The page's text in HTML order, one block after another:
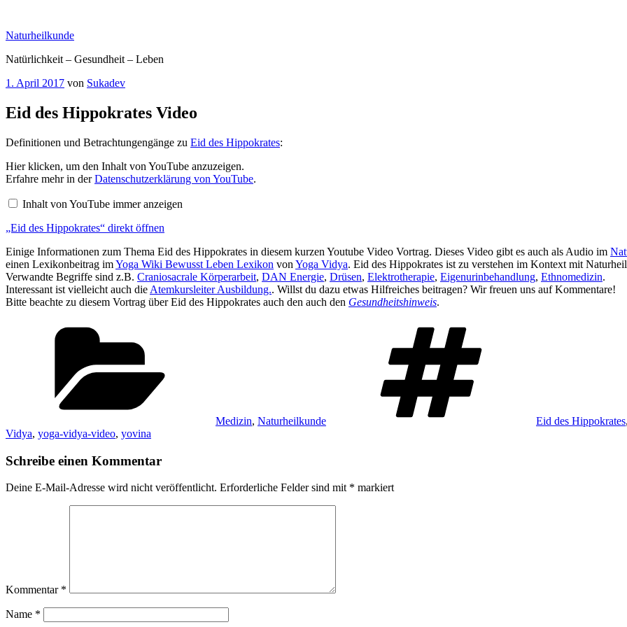
springen
Naturheilkunde
Natürlichkeit – Gesundheit – Leben
Veröffentlicht
1. April 2017 von Sukadev
Eid des Hippokrates Video
Definitionen und Betrachtungengänge zu Eid des Hippokrates:
„Eid
des
Hippokrates“
YouTube
Hier klicken, um den Inhalt von YouTube anzuzeigen.
Erfahre mehr in derDatenschutzerklärung von YouTube.
Inhalt von YouTube immer anzeigen
„Eid des Hippokrates“ direkt öffnen
Einige Informationen zum Thema Eid des Hippokrates in diesem kurzen Youtube Video Vortrag. Dieses Video gibt es auch als Audio im
einen Lexikonbeitrag imYoga Wiki Bewusst Leben Lexikon von Yoga Vidya. Eid des Hippokrates ist zu verstehen im Kontext mit
Verwandte Begriffe sind z.B. Craniosacrale Körperarbeit, DAN Energie, Drüsen, Elektrotherapie, Eigenurinbehandlung, Ethnomedizin.
Interessant ist vielleicht auch die Atemkursleiter Ausbildung.. Willst du dazu etwas Hilfreiches beitragen? Wir freuen uns auf Kommentare!
Bitte beachte zu diesem Vortrag über Eid des Hippokrates auch den auch den Gesundheitshinweis.
Medizin, Naturheilkunde Eid des Hippokrates,
Vidya, yoga-vidya-video, yovina
Schreibe einen Kommentar
Deine E-Mail-Adresse wird nicht veröffentlicht. Erforderliche Felder sind mit * markiert
Kommentar *
Name *